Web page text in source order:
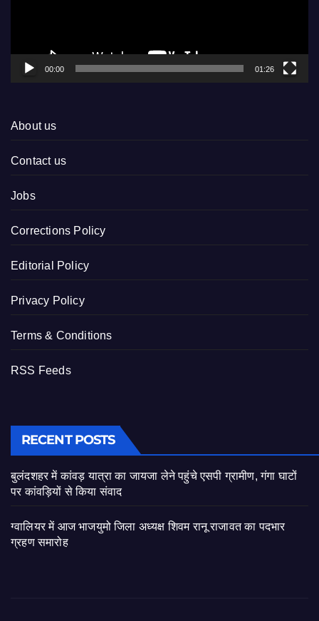
00:00 01:26
About us
Contact us
Jobs
Corrections Policy
Editorial Policy
Privacy Policy
Terms & Conditions
RSS Feeds
RECENT POSTS
बुलंदशहर में कांवड़ यात्रा का जायजा लेने पहुंचे एसपी ग्रामीण, गंगा घाटों
पर कांवड़ियों से किया संवाद
ग्वालियर में आज भाजयुमो जिला अध्यक्ष शिवम रानू राजावत का पदभार
ग्रहण समारोह